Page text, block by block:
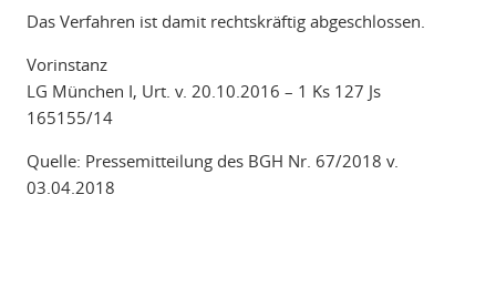
Das Verfahren ist damit rechtskräftig abgeschlossen.
Vorinstanz
LG München I, Urt. v. 20.10.2016 – 1 Ks 127 Js
165155/14
Quelle: Pressemitteilung des BGH Nr. 67/2018 v.
03.04.2018